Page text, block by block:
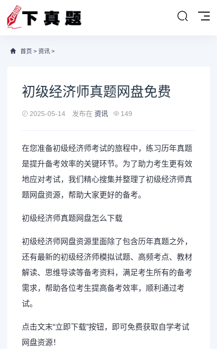
首页 > 资讯 >
初级经济师真题网盘免费
2025-05-14 发布在 资讯 149
在您准备初级经济师考试的旅程中，练习历年真题
是提升备考效率的关键环节。为了助力考生更有效
地应对考试，我们精心搜集并整理了初级经济师真
题网盘资源，帮助大家更好的备考。
初级经济师真题网盘怎么下载
初级经济师网盘资源里面除了包含历年真题之外，
还有最新的初级经济师模拟试题、高频考点、教材
解读、思维导读等备考资料，满足考生所有的备考
需求，帮助各位考生提高备考效率，顺利通过考
试。
点击文末“立即下载”按钮，即可免费获取自学考试
网盘资源！